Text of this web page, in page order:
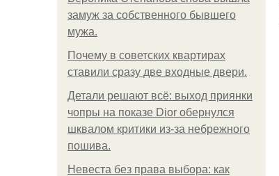
замуж за собственного бывшего
мужа.
Почему в советских квартирах
ставили сразу две входные двери.
Детали решают всё: выход приянки
чопры на показе Dior обернулся
шквалом критики из-за небрежного
пошива.
Невеста без права выбора: как